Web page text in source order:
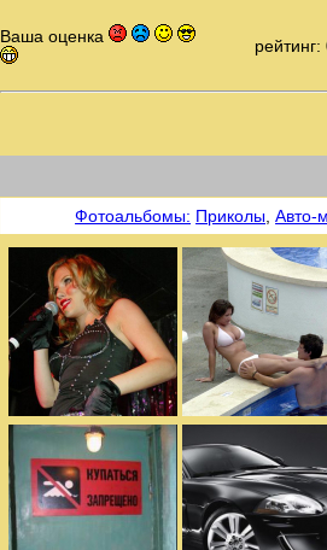
Ваша оценка рейтинг:
Фотоальбомы: Приколы ,Авто-